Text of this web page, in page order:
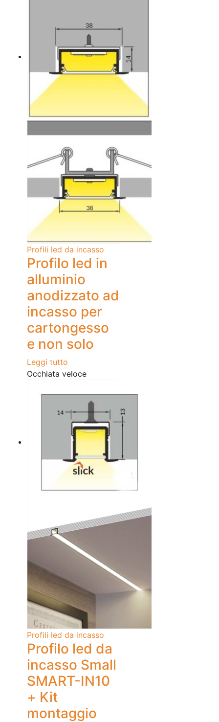
Profili led da incasso
Profilo led in
alluminio
anodizzato ad
incasso per
cartongesso
e non solo
Leggi tutto
Occhiata veloce
Profili led da incasso
Profilo led da
incasso Small
SMART-IN10
+ Kit
montaggio